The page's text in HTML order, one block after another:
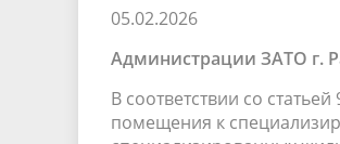
Песни о городе
Градостроительная
условий труда
Координационные и
05.02.2026
Администрации ЗАТО г.
В соответствии со
помещения к